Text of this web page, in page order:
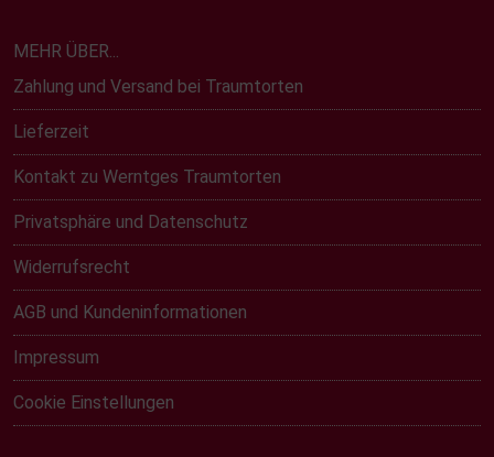
MEHR ÜBER...
Zahlung und Versand bei Traumtorten
Lieferzeit
Kontakt zu Werntges Traumtorten
Privatsphäre und Datenschutz
Widerrufsrecht
AGB und Kundeninformationen
Impressum
Cookie Einstellungen